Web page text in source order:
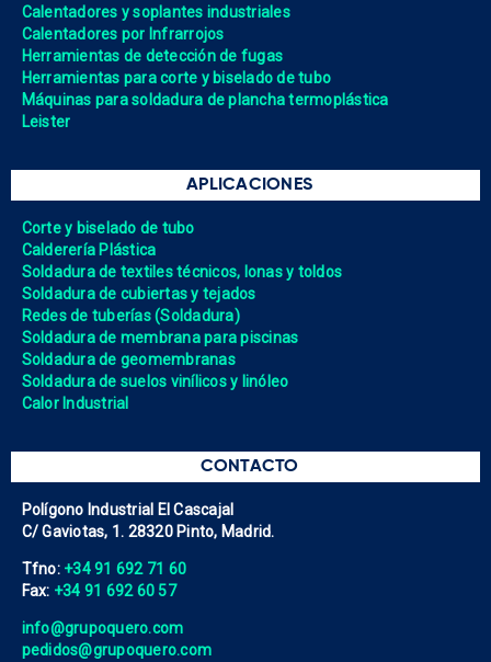
Calentadores y soplantes industriales
Calentadores por Infrarrojos
Herramientas de detección de fugas
Herramientas para corte y biselado de tubo
Máquinas para soldadura de plancha termoplástica
Leister
APLICACIONES
Corte y biselado de tubo
Calderería Plástica
Soldadura de textiles técnicos, lonas y toldos
Soldadura de cubiertas y tejados
Redes de tuberías (Soldadura)
Soldadura de membrana para piscinas
Soldadura de geomembranas
Soldadura de suelos vinílicos y linóleo
Calor Industrial
CONTACTO
Polígono Industrial El Cascajal
C/ Gaviotas, 1. 28320 Pinto, Madrid.
Tfno: +34 91 692 71 60
Fax: +34 91 692 60 57
info@grupoquero.com
pedidos@grupoquero.com